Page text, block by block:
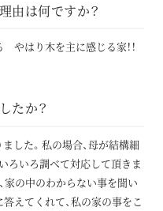
由は何ですか？
やはり木を主に感じる家！！
たか？
した。私の場合、母が結構細
ろいろ調べて対応して頂きま
家の中のわからない事を聞い
えてくれて、私の家の事をこ